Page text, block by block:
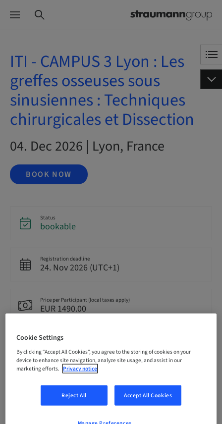
ITI - CAMPUS 3 Lyon : Les
greffes osseuses sous
sinusiennes : Techniques
chirurgicales et Dissection
04. Dec 2026 | Lyon, France
BOOK NOW
Status
bookable
Registration deadline
24. Nov 2026 (UTC+1)
Price per Participant (local taxes apply)
EUR 1490.00
Language
French
7.00 Points
Cookie Settings
By clicking “Accept All Cookies”, you agree to the storing of cookies on your
device to enhance site navigation, analyze site usage, and assist in our
marketing efforts. Privacy notice
Reject All Accept All Cookies